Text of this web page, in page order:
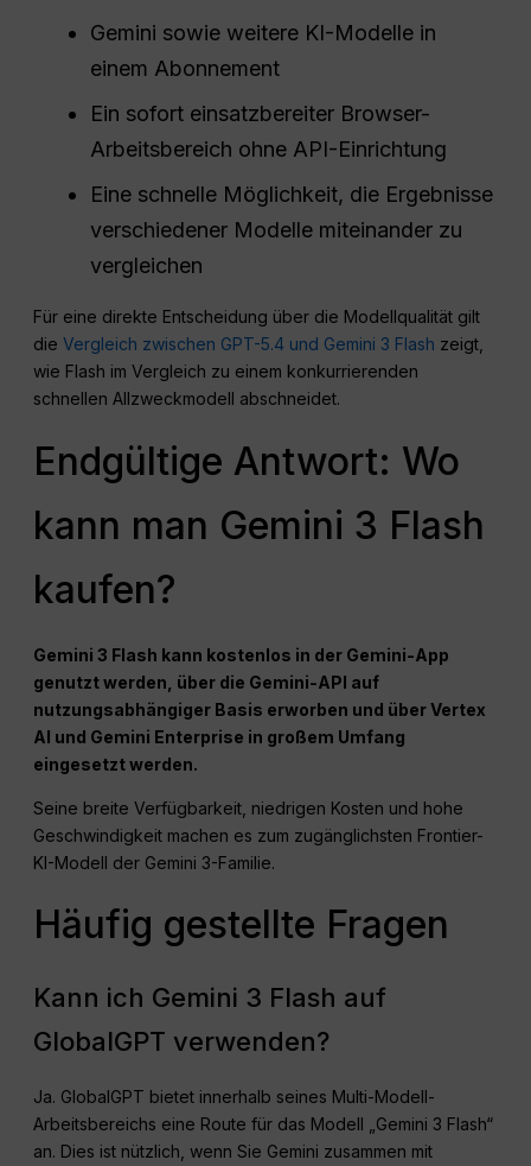
Gemini sowie weitere KI-Modelle in
einem Abonnement
Ein sofort einsatzbereiter Browser-
Arbeitsbereich ohne API-Einrichtung
Eine schnelle Möglichkeit, die Ergebnisse
verschiedener Modelle miteinander zu
vergleichen
Für eine direkte Entscheidung über die Modellqualität gilt
dieVergleich zwischen GPT-5.4 und Gemini 3 Flash zeigt,
wie Flash im Vergleich zu einem konkurrierenden
schnellen Allzweckmodell abschneidet.
Endgültige Antwort: Wo
kann man Gemini 3 Flash
kaufen?
Gemini 3 Flash kann kostenlos in der Gemini-App
genutzt werden, über die Gemini-API auf
nutzungsabhängiger Basis erworben und über Vertex
AI und Gemini Enterprise in großem Umfang
eingesetzt werden.
Seine breite Verfügbarkeit, niedrigen Kosten und hohe
Geschwindigkeit machen es zum zugänglichsten Frontier-
KI-Modell der Gemini 3-Familie.
Häufig gestellte Fragen
Kann ich Gemini 3 Flash auf
GlobalGPT verwenden?
Ja. GlobalGPT bietet innerhalb seines Multi-Modell-
Arbeitsbereichs eine Route für das Modell „Gemini 3 Flash“
an. Dies ist nützlich, wenn Sie Gemini zusammen mit